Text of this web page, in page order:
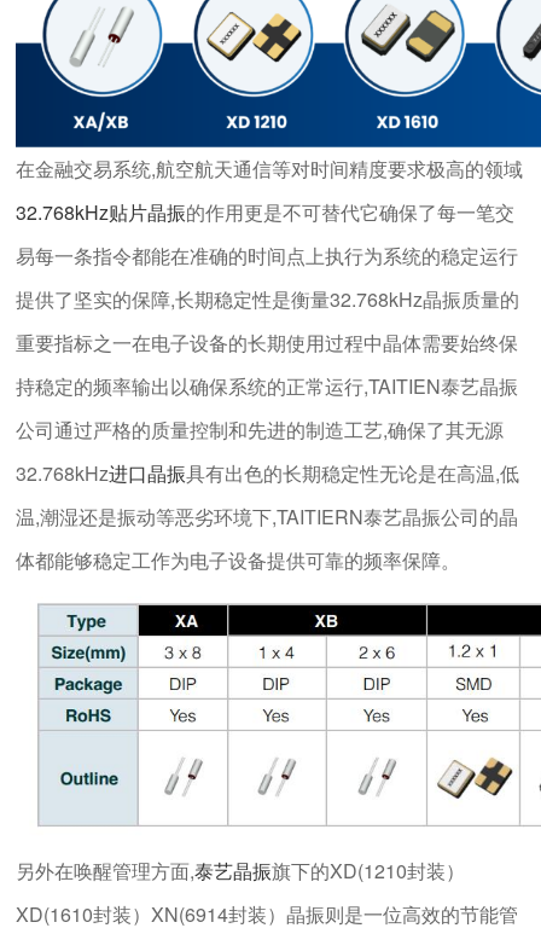
在金融交易系统,航空航天通信等对时间精度要求极高的领域
32.768kHz贴片晶振的作用更是不可替代它确保了每一笔交
易每一条指令都能在准确的时间点上执行为系统的稳定运行
提供了坚实的保障,长期稳定性是衡量32.768kHz晶振质量的
重要指标之一在电子设备的长期使用过程中晶体需要始终保
持稳定的频率输出以确保系统的正常运行,TAITIEN泰艺晶振
公司通过严格的质量控制和先进的制造工艺,确保了其无源
32.768kHz进口晶振具有出色的长期稳定性无论是在高温,低
温,潮湿还是振动等恶劣环境下,TAITIERN泰艺晶振公司的晶
体都能够稳定工作为电子设备提供可靠的频率保障。
另外在唤醒管理方面,泰艺晶振旗下的XD(1210封装）
XD(1610封装）XN(6914封装）晶振则是一位高效的节能管